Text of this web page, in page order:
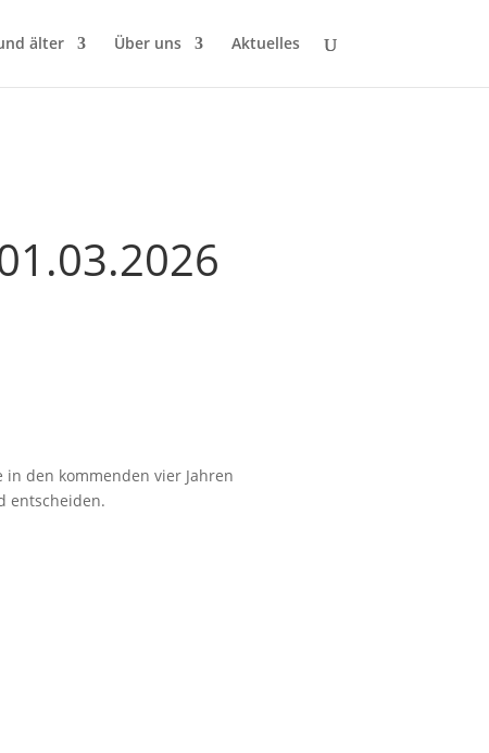
älter Über uns Aktuelles
den kommenden vier Jahren
entscheiden.